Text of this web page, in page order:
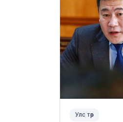
Улс төр